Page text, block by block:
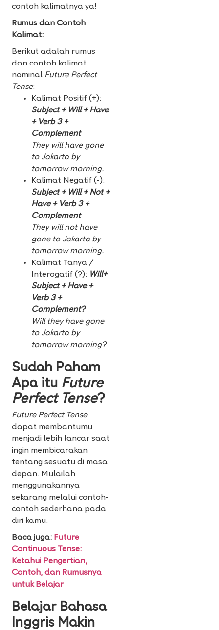
contoh kalimatnya ya!
Rumus dan Contoh
Kalimat:
Berikut adalah rumus
dan contoh kalimat
nominal Future Perfect
Tense:
Kalimat Positif (+):
Subject + Will + Have
+ Verb 3 +
Complement
They will have gone
to Jakarta by
tomorrow morning.
Kalimat Negatif (-):
Subject + Will + Not +
Have + Verb 3 +
Complement
They will not have
gone to Jakarta by
tomorrow morning.
Kalimat Tanya /
Interogatif (?): Will+
Subject + Have +
Verb 3 +
Complement?
Will they have gone
to Jakarta by
tomorrow morning?
Sudah Paham
Apa itu Future
Perfect Tense?
Future Perfect Tense
dapat membantumu
menjadi lebih lancar saat
ingin membicarakan
tentang sesuatu di masa
depan. Mulailah
menggunakannya
sekarang melalui contoh-
contoh sederhana pada
diri kamu.
Baca juga: Future
Continuous Tense:
Ketahui Pengertian,
Contoh, dan Rumusnya
untuk Belajar
Belajar Bahasa
Inggris Makin